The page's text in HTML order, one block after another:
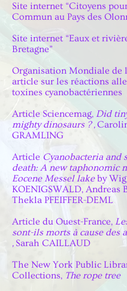
Site internet “Citoyens
Commun au Pays des
Site internet “Eaux et
Bretagne”
Organisation Mondiale de
article sur les réactions
toxines cyanobactériennes
Article Sciencemag, Did
mighty dinosaurs ? ,
GRAMLING
Article Cyanobacteria and
death: A new taphonomic
Eocene Messel lakeby
KOENIGSWALD, Andreas
Thekla PFEIFFER-DEML
Article du Ouest-France,
sont-ils morts à cause des
, Sarah CAILLAUD
The New York Public
Collections, The rope tree